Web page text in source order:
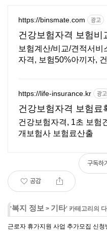
https://binsmate.com 광고
건강보험자격 보험비
보험계산/비교/견적서비
자격, 보험50%아끼자,
https://life-insurance.kr 광고
건강보험자격 보험료
건강보험자격, 1초 보험
개보험사 보험료산출
공감
구독하기
'복지 정보 > 기타' 카테고리의
근로자 휴가지원 사업 추가모집 신청